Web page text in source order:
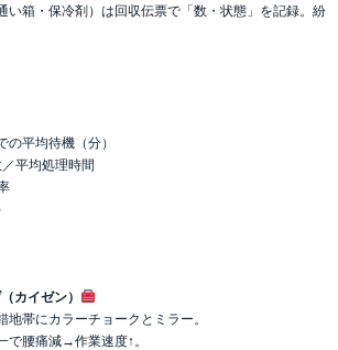
い箱・保冷剤）は回収伝票で「数・状態」を記録。紛
の平均待機（分）
平均処理時間
カイゼン）
地帯にカラーチョークとミラー。
で腰痛減→作業速度↑。